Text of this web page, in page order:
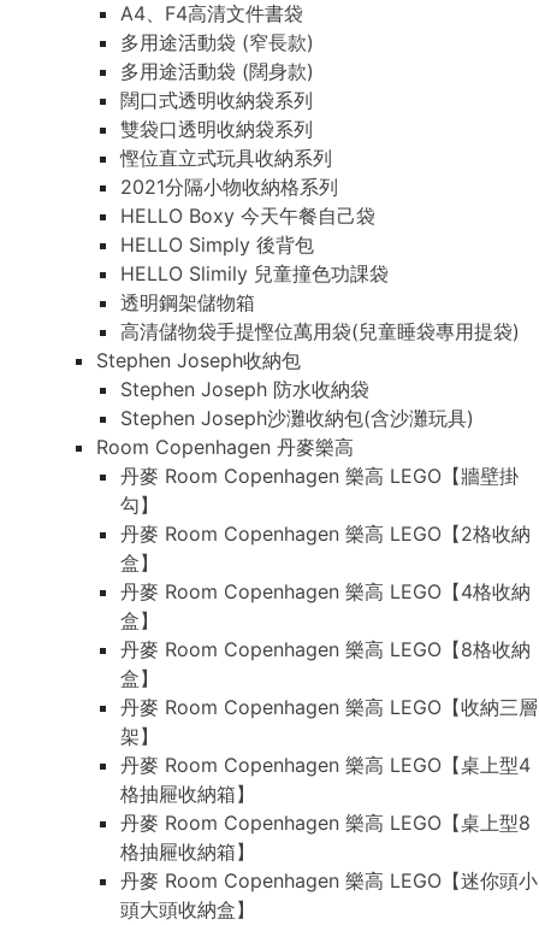
A4、F4高清文件書袋
多用途活動袋 (窄長款)
多用途活動袋 (闊身款)
闊口式透明收納袋系列
雙袋口透明收納袋系列
慳位直立式玩具收納系列
2021分隔小物收納格系列
HELLO Boxy 今天午餐自己袋
HELLO Simply 後背包
HELLO Slimily 兒童撞色功課袋
透明鋼架儲物箱
高清儲物袋手提慳位萬用袋(兒童睡袋專用提袋)
Stephen Joseph收納包
Stephen Joseph 防水收納袋
Stephen Joseph沙灘收納包(含沙灘玩具)
Room Copenhagen 丹麥樂高
丹麥 Room Copenhagen 樂高 LEGO【牆壁掛
勾】
丹麥 Room Copenhagen 樂高 LEGO【2格收納
盒】
丹麥 Room Copenhagen 樂高 LEGO【4格收納
盒】
丹麥 Room Copenhagen 樂高 LEGO【8格收納
盒】
丹麥 Room Copenhagen 樂高 LEGO【收納三層
架】
丹麥 Room Copenhagen 樂高 LEGO【桌上型4
格抽屜收納箱】
丹麥 Room Copenhagen 樂高 LEGO【桌上型8
格抽屜收納箱】
丹麥 Room Copenhagen 樂高 LEGO【迷你頭小
頭大頭收納盒】